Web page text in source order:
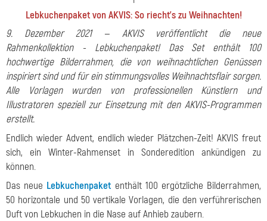
Lebkuchenpaket von AKVIS: So riecht’s zu Weihnachten!
9. Dezember 2021 — AKVIS veröffentlicht die neue
Rahmenkollektion - Lebkuchenpaket! Das Set enthält 100
hochwertige Bilderrahmen, die von weihnachtlichen Genüssen
inspiriert sind und für ein stimmungsvolles Weihnachtsflair sorgen.
Alle Vorlagen wurden von professionellen Künstlern und
Illustratoren speziell zur Einsetzung mit den AKVIS-Programmen
erstellt.
Endlich wieder Advent, endlich wieder Plätzchen-Zeit! AKVIS freut
sich, ein Winter-Rahmenset in Sonderedition ankündigen zu
können.
Das neue Lebkuchenpaket enthält 100 ergötzliche Bilderrahmen,
50 horizontale und 50 vertikale Vorlagen, die den verführerischen
Duft von Lebkuchen in die Nase auf Anhieb zaubern.